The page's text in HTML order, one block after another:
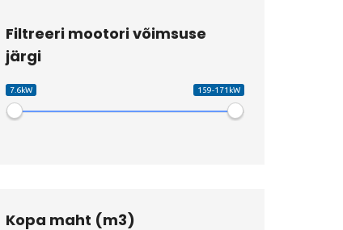
Filtreeri mootori võimsuse
järgi
7.6kW 159-171kW
Kopa maht (m3)